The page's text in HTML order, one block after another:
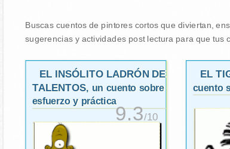
Buscas cuentos de pintores cortos que diviertan,
sugerencias y actividades post lectura para que tus
EL INSÓLITO LADRÓN DE
TALENTOS, un cuento sobre
esfuerzo y práctica
9.3/10
EL
cuento